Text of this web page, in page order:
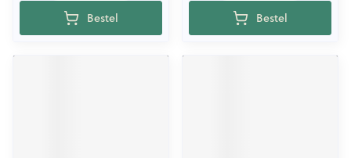
Bestel Bestel